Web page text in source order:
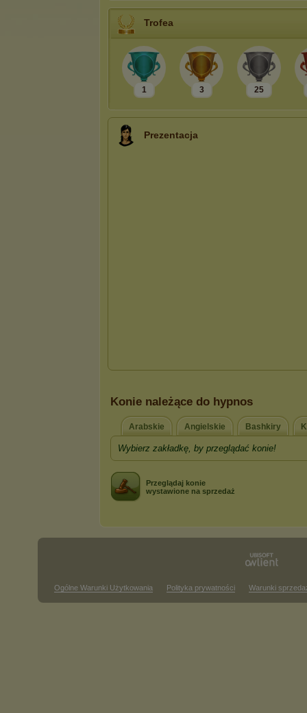
Trofea
1 3 25
Prezentacja
Konie należące do hypnos
Arabskie Angielskie Bashkiry
Wybierz zakładkę, by przeglądać konie!
Przeglądaj konie
wystawione na sprzedaż
Ogólne Warunki Użytkowania Polityka prywatności Warunki